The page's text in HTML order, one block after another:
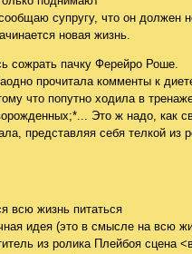
супругу, что он должен
новая жизнь.
сожрать пачку Ферейро Роше.
прочитала комменты к
что попутно ходила в
Это ж надо, как
представляя себя телкой из
всю жизнь питаться
идея (это в смысле на всю
из ролика Плейбоя сцена